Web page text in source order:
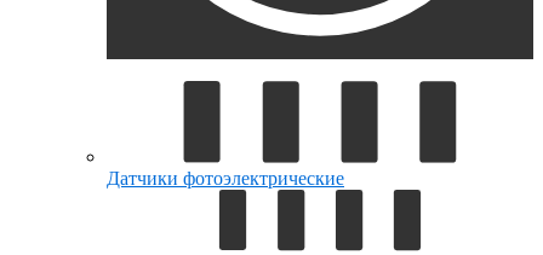
Датчики фотоэлектрические